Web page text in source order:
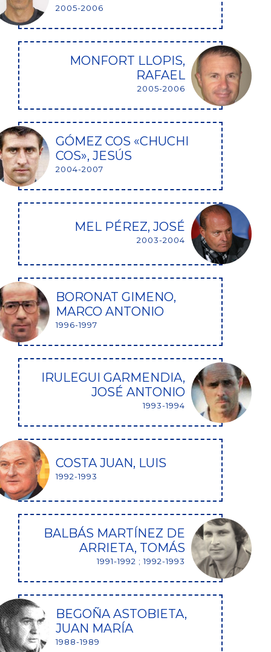
2005-2006
MONFORT LLOPIS,
RAFAEL
2005-2006
GÓMEZ COS «CHUCHI
COS», JESÚS
2004-2007
MEL PÉREZ, JOSÉ
2003-2004
BORONAT GIMENO,
MARCO ANTONIO
1996-1997
IRULEGUI GARMENDIA,
JOSÉ ANTONIO
1993-1994
COSTA JUAN, LUIS
1992-1993
BALBÁS MARTÍNEZ DE
ARRIETA, TOMÁS
1991-1992 ; 1992-1993
BEGOÑA ASTOBIETA,
JUAN MARÍA
1988-1989